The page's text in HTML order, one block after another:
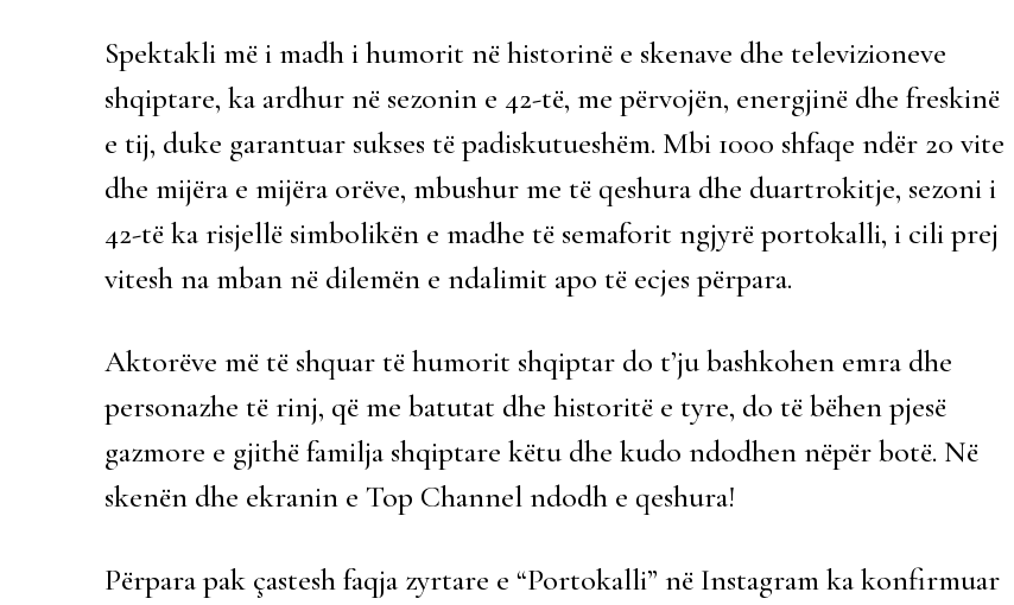
Spektakli më i madh i humorit në historinë e skenave dhe televizioneve
shqiptare, ka ardhur në sezonin e 42-të, me përvojën, energjinë dhe freskinë
e tij, duke garantuar sukses të padiskutueshëm. Mbi 1000 shfaqe ndër 20 vite
dhe mijëra e mijëra orëve, mbushur me të qeshura dhe duartrokitje, sezoni i
42-të ka risjellë simbolikën e madhe të semaforit ngjyrë portokalli, i cili prej
vitesh na mban në dilemën e ndalimit apo të ecjes përpara.
Aktorëve më të shquar të humorit shqiptar do t’ju bashkohen emra dhe
personazhe të rinj, që me batutat dhe historitë e tyre, do të bëhen pjesë
gazmore e gjithë familja shqiptare këtu dhe kudo ndodhen nëpër botë. Në
skenën dhe ekranin e Top Channel ndodh e qeshura!
Përpara pak çastesh faqja zyrtare e “Portokalli” në Instagram ka konfirmuar